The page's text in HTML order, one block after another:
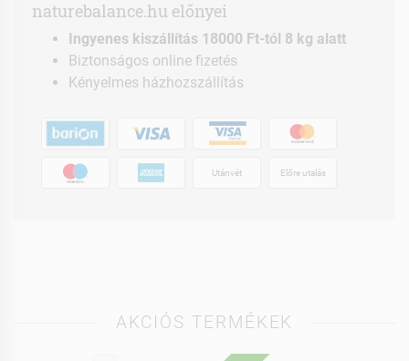
naturebalance.hu előnyei
Ingyenes kiszállítás 18000 Ft-tól 8 kg alatt
Biztonságos online fizetés
Kényelmes házhozszállítás
Utánvét Előre utalás
AKCIÓS TERMÉKEK